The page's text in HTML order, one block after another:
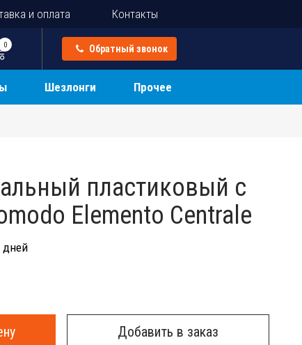
и оплата Контакты
0 Обратный звонок
Шезлонги Прочее
пластиковый с
Elemento Centrale
дней
Добавить в заказ